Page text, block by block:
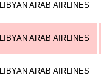
LIBYAN ARAB AIRLINES
LIBYAN ARAB AIRLINES
LIBYAN ARAB AIRLINES